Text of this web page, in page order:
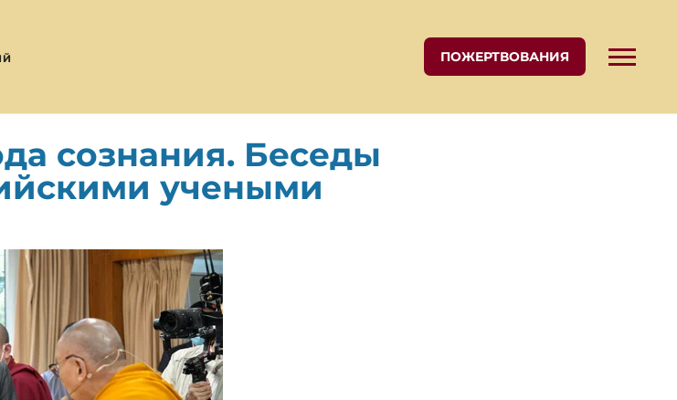
ПОЖЕРТВОВАНИЯ
сознания. Беседы
учеными